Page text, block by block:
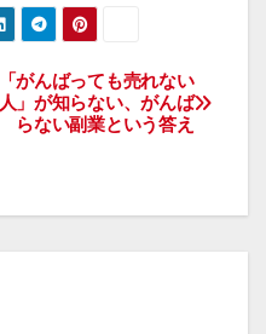
「がんばっても売れない
人」が知らない、がんば
らない副業という答え